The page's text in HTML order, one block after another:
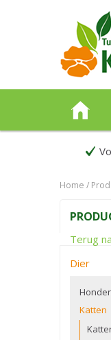
Home
Terug
Dier
Katten